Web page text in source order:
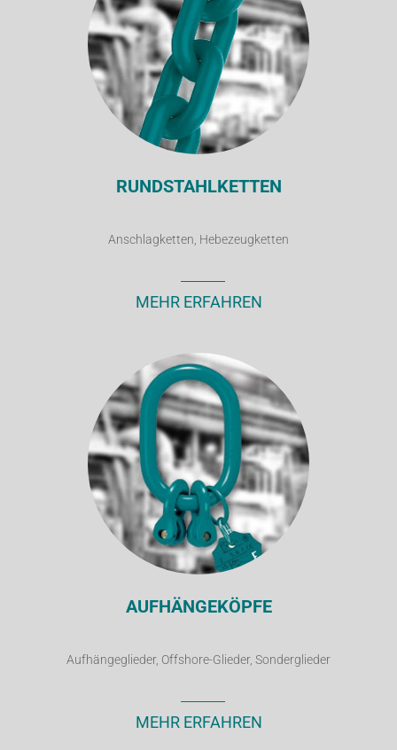
RUNDSTAHLKETTEN
Anschlagketten, Hebezeugketten
MEHR ERFAHREN
AUFHÄNGEKÖPFE
Aufhängeglieder, Offshore-Glieder, Sonderglieder
MEHR ERFAHREN